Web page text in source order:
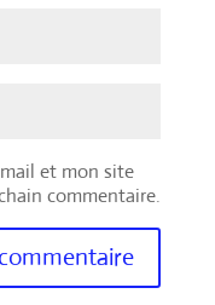
et mon site
commentaire.